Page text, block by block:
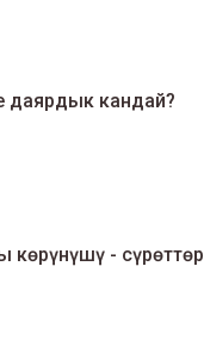
даярдык кандай?
- сүрөттөр